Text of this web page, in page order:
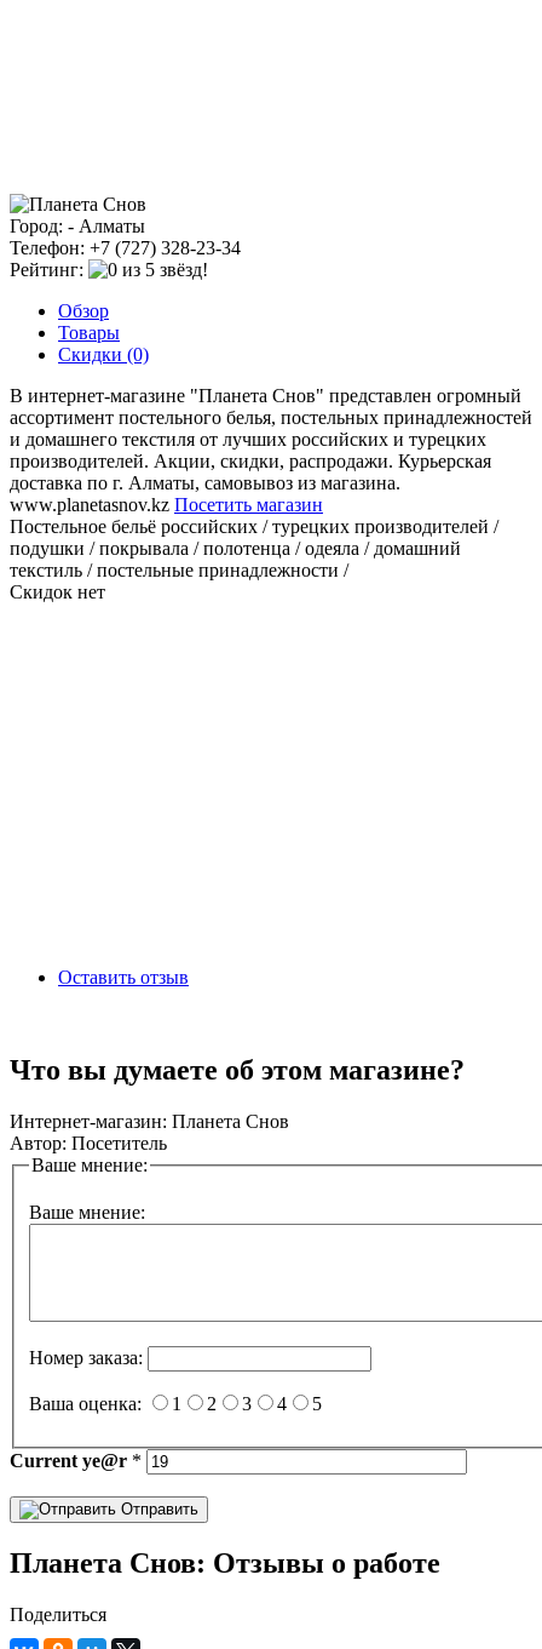
Город: - Алматы
Телефон: +7 (727) 328-23-34
Рейтинг:
Обзор
Товары
Скидки (0)
В интернет-магазине "Планета Снов" представлен огромный
ассортимент постельного белья, постельных принадлежностей
и домашнего текстиля от лучших российских и турецких
производителей. Акции, скидки, распродажи. Курьерская
доставка по г. Алматы, самовывоз из магазина.
www.planetasnov.kz Посетить магазин
Постельное бельё российских / турецких производителей /
подушки / покрывала / полотенца / одеяла / домашний
текстиль / постельные принадлежности /
Скидок нет
Оставить отзыв
Что вы думаете об этом магазине?
Интернет-магазин: Планета Снов
Автор: Посетитель
Ваше мнение:
Ваше мнение:
Номер заказа:
Ваша оценка: 1 2 3 4 5
Current ye@r *
Отправить
Планета Снов: Отзывы о работе
Поделиться